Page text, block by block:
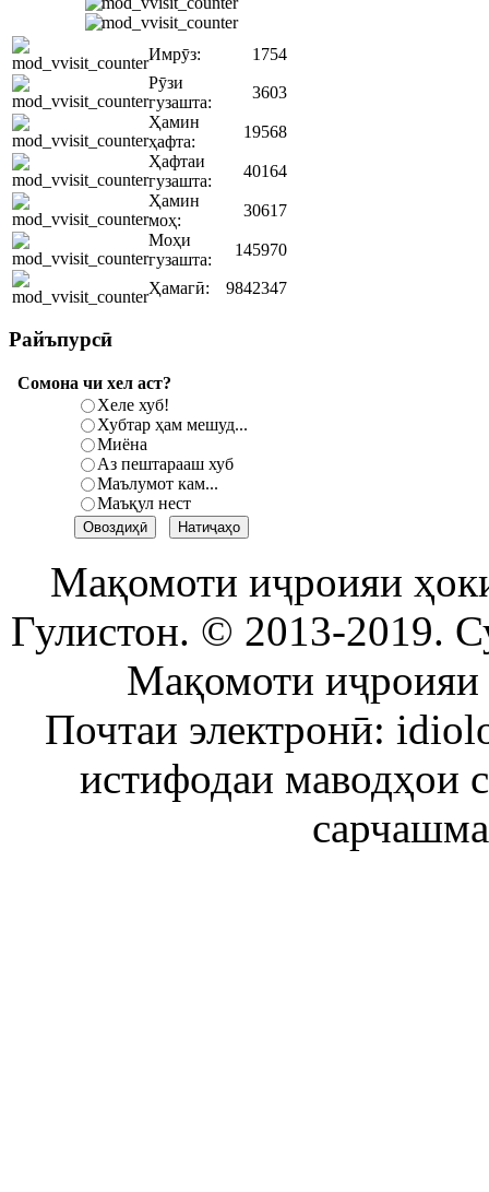
Имрӯз:
1754
Рӯзи
гузашта:
3603
Ҳамин
ҳафта:
19568
Ҳафтаи
гузашта:
40164
Ҳамин
моҳ:
30617
Моҳи
гузашта:
145970
Ҳамагӣ: 9842347
Райъпурсӣ
Сомона чи хел аст?
Хеле хуб!
Хубтар ҳам мешуд...
Миёна
Аз пештарааш хуб
Маълумот кам...
Маъқул нест
Мақомоти иҷроияи
Гулистон. © 2013-2019.
Мақомоти иҷроияи
Почтаи электронӣ:
истифодаи маводҳои